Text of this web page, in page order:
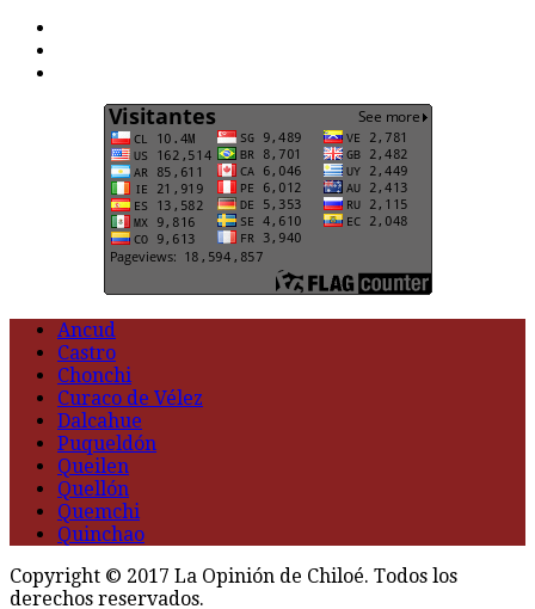
Ancud
Castro
Chonchi
Curaco de Vélez
Dalcahue
Puqueldón
Queilen
Quellón
Quemchi
Quinchao
Copyright © 2017 La Opinión de Chiloé. Todos los
derechos reservados.